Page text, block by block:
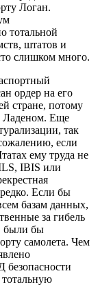
Логан.
тотальной
штатов и
слишком много.
ордер на его
стране, потому
Ладеном. Еще
так
если
ему труда не
IBIS или
Если бы
базам данных,
за гибель
были бы
самолета. Чем